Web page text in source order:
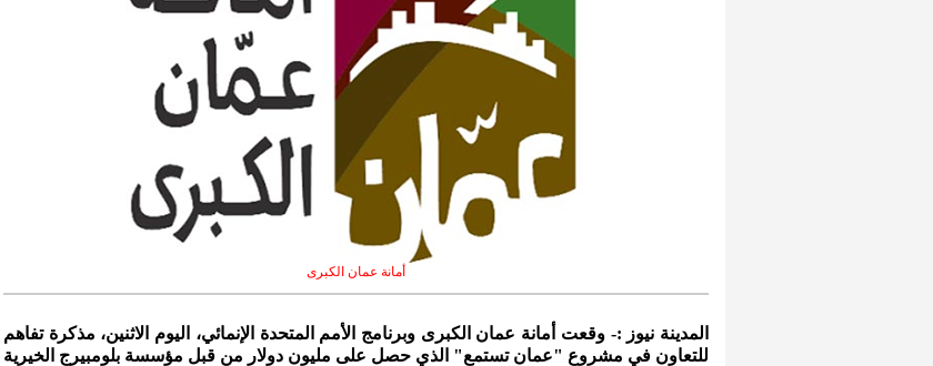
أمانة عمان الكبرى
المدينة نيوز :- وقعت أمانة عمان الكبرى وبرنامج الأمم المتحدة الإنمائي، اليوم الاثنين، مذكرة تفاهم
للتعاون في مشروع "عمان تستمع" الذي حصل على مليون دولار من قبل مؤسسة بلومبيرج الخيرية